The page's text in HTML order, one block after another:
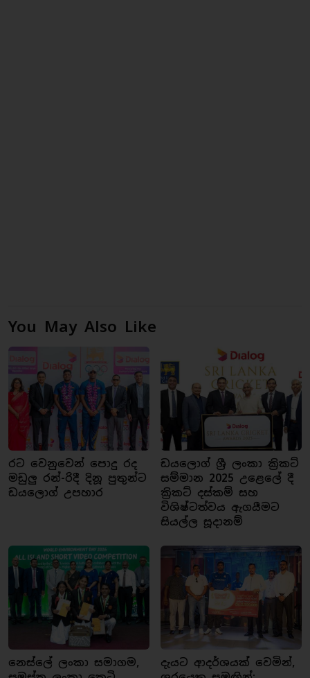
You May Also Like
රට වෙනුවෙන් පොදු රද
මඩුලු රන්-රිදී දිනූ පුතුන්ට
ඩයලොග් උපහාර
ඩයලොග් ශ්‍රී ලංකා ක්‍රිකට්
සම්මාන 2025 උළෙලේ දී
ක්‍රිකට් දස්කම් සහ
විශිෂ්ටත්වය ඇගයීමට
සියල්ල සූදානම්
නෙස්ලේ ලංකා සමාගම,
දැයට ආදර්ශයක් වෙමින්,